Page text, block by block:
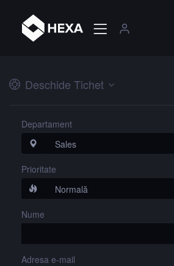
Deschide Tichet
Departament
Prioritate
Nume
Adresa e-mail